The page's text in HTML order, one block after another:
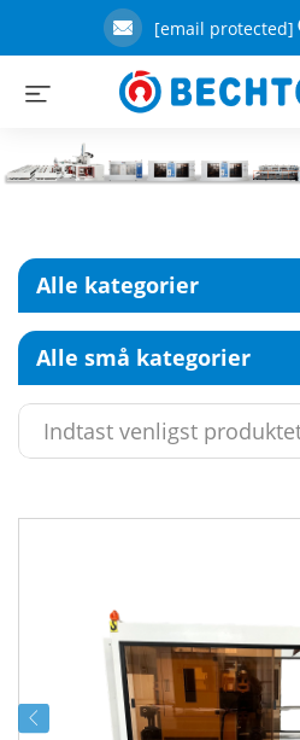
[email protected]
Alle kategorier
Alle små kategorier